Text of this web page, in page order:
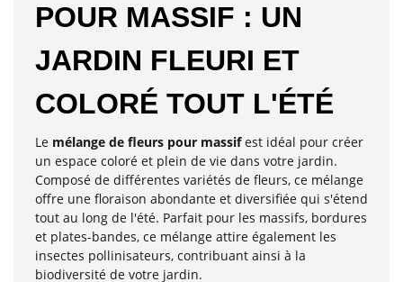
POUR MASSIF : UN
JARDIN FLEURI ET
COLORÉ TOUT L'ÉTÉ
Le mélange de fleurs pour massifest idéal pour créer
un espace coloré et plein de vie dans votre jardin.
Composé de différentes variétés de fleurs, ce mélange
offre une floraison abondante et diversifiée qui s'étend
tout au long de l'été. Parfait pour les massifs, bordures
et plates-bandes, ce mélange attire également les
insectes pollinisateurs, contribuant ainsi à la
biodiversité de votre jardin.